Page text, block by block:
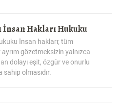
İnsan hakları; tüm
gözetmeksizin yalnızca
dolayı eşit, özgür ve onurlu
sahip olmasıdır.